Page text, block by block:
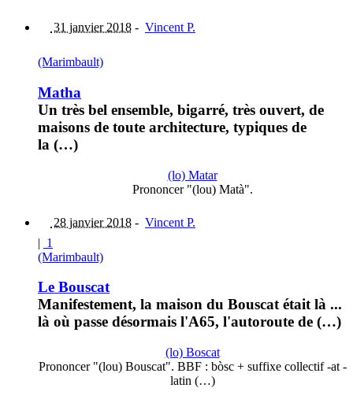
31 janvier 2018 - Vincent P.
(Marimbault)
Matha
Un très bel ensemble, bigarré, très ouvert, de
maisons de toute architecture, typiques de
la (…)
(lo) Matar
Prononcer "(lou) Matà".
28 janvier 2018 - Vincent P.
| 1
(Marimbault)
Le Bouscat
Manifestement, la maison du Bouscat était là ...
là où passe désormais l'A65, l'autoroute de (…)
(lo) Boscat
Prononcer "(lou) Bouscat". BBF : bòsc + suffixe collectif -at -
latin (…)